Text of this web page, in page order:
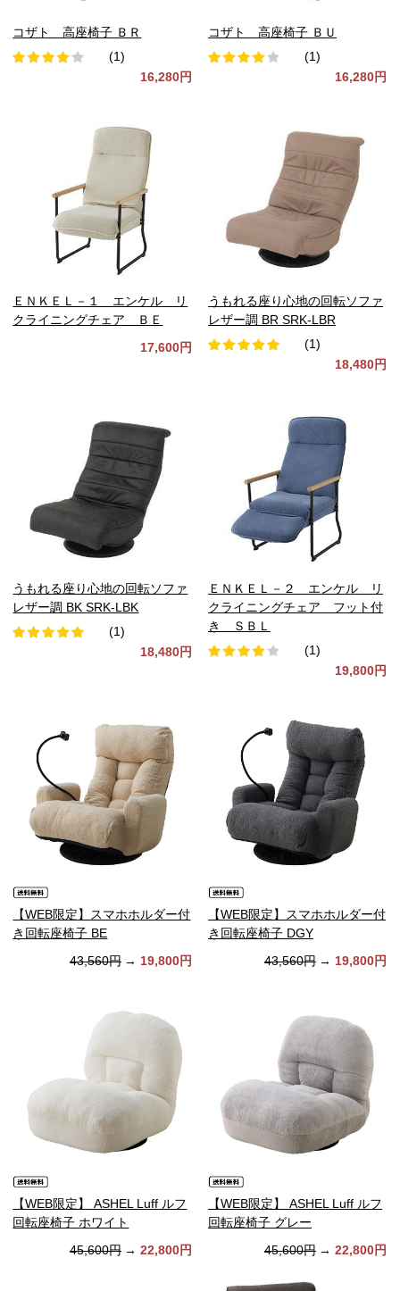
コザト 高座椅子 ＢＲ
(1)
16,280円
コザト 高座椅子 ＢＵ
(1)
16,280円
ＥＮＫＥＬ－１ エンケル リ
クライニングチェア ＢＥ
17,600円
うもれる座り心地の回転ソファ
レザー調 BR SRK-LBR
(1)
18,480円
うもれる座り心地の回転ソファ
レザー調 BK SRK-LBK
(1)
18,480円
ＥＮＫＥＬ－２ エンケル リ
クライニングチェア フット付
き ＳＢＬ
(1)
19,800円
【WEB限定】スマホホルダー付
き回転座椅子 BE
43,560円 → 19,800円
【WEB限定】スマホホルダー付
き回転座椅子 DGY
43,560円 → 19,800円
【WEB限定】 ASHEL Luff ルフ
回転座椅子 ホワイト
45,600円 → 22,800円
【WEB限定】 ASHEL Luff ルフ
回転座椅子 グレー
45,600円 → 22,800円